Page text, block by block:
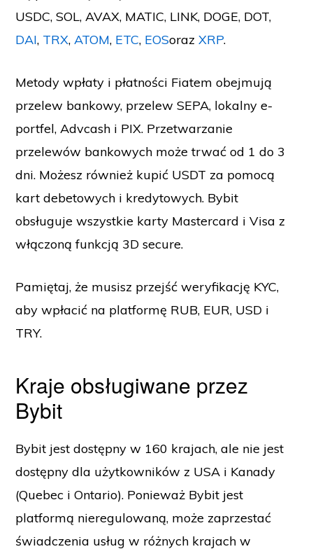
USDC, SOL, AVAX, MATIC, LINK, DOGE, DOT,
DAI, TRX, ATOM, ETC, EOSorazXRP.
Metody wpłaty i płatności Fiatem obejmują
przelew bankowy, przelew SEPA, lokalny e-
portfel, Advcash i PIX. Przetwarzanie
przelewów bankowych może trwać od 1 do 3
dni. Możesz również kupić USDT za pomocą
kart debetowych i kredytowych. Bybit
obsługuje wszystkie karty Mastercard i Visa z
włączoną funkcją 3D secure.
Pamiętaj, że musisz przejść weryfikację KYC,
aby wpłacić na platformę RUB, EUR, USD i
TRY.
Kraje obsługiwane przez
Bybit
Bybit jest dostępny w 160 krajach, ale nie jest
dostępny dla użytkowników z USA i Kanady
(Quebec i Ontario). Ponieważ Bybit jest
platformą nieregulowaną, może zaprzestać
świadczenia usług w różnych krajach w